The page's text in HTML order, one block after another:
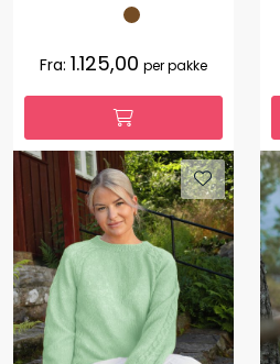
Fra: 1.125,00 per pakke